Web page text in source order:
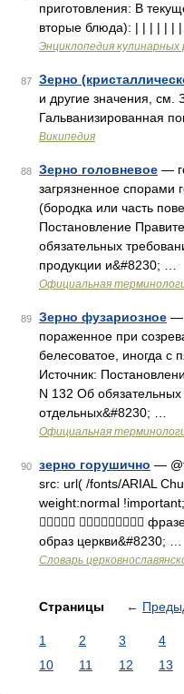
приготовления: В
вторые блюда): | | | | | |
Энциклопедия
87 Зерно
и другие значения, см.
Гальванизированная
Википедия
88 Зерно головневое —
загрязненное спорами
(бородка или часть
Постановление
обязательных
продукции и&#8230; …
Официальная
89 Зерно фузариозное —
пораженное при
белесоватое, иногда с
Источник:
N 132 Об
отдельных&#8230; …
Официальная
90 зерно горушично —
src: url( /fonts/ARIAL
weight:normal
 
образ церкви&#8230; …
Словарь
Страницы ←
1 2 3 4
10
11 12 13